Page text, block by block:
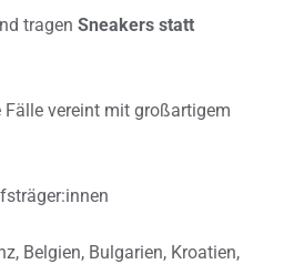
tragen Sneakers statt
Fälle vereint mit großartigem
Belgien, Bulgarien, Kroatien,